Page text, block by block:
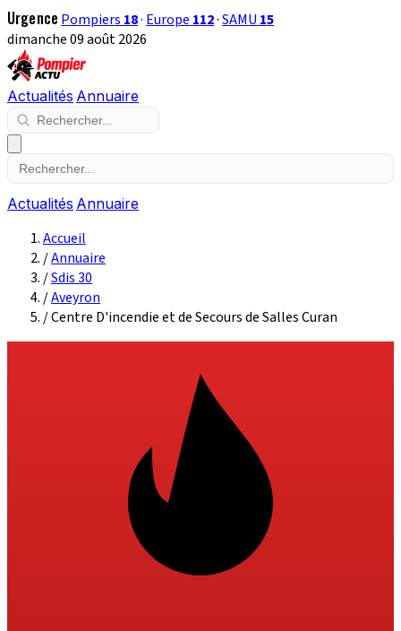
Urgence Pompiers 18· Europe 112·SAMU 15
dimanche 09 août 2026
Actualités Annuaire
Actualités Annuaire
Accueil
/Annuaire
/Sdis 30
/Aveyron
/Centre D'incendie et de Secours de Salles Curan